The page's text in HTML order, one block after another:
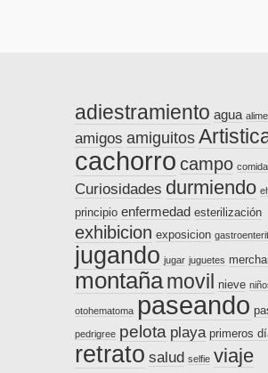
adiestramiento agua
amigos amiguitos
cachorro campo comida
Curiosidades durmiendo
principio enfermedad esterilización
exhibicion exposicion
jugando jugar juguetes
montañamovil nieve
otohematoma paseando
pedrigree pelota playa primeros
retrato salud selfie viaje